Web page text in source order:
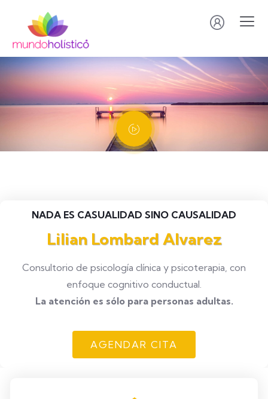
NADA ES CASUALIDAD SINO CAUSALIDAD
Lilian Lombard Alvarez
Consultorio de psicología clínica y psicoterapia, con
enfoque cognitivo conductual.
La atención es sólo para personas adultas.
AGENDAR CITA